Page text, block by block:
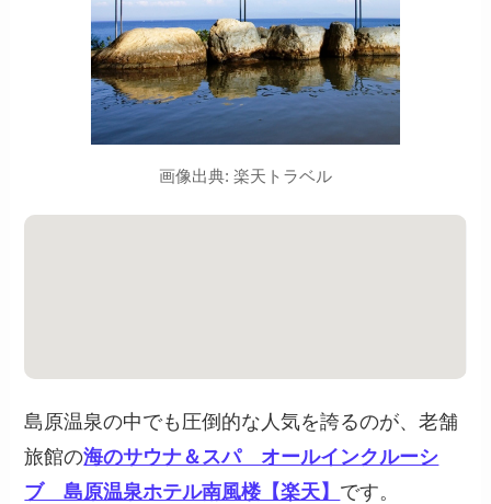
画像出典: 楽天トラベル
島原温泉の中でも圧倒的な人気を誇るのが、老舗
旅館の海のサウナ＆スパ オールインクルーシ
ブ 島原温泉ホテル南風楼【楽天】 です。